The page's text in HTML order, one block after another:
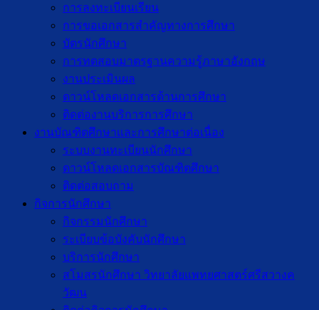
การลงทะเบียนเรียน
การขอเอกสารสำคัญทางการศึกษา
บัตรนักศึกษา
การทดสอบมาตรฐานความรู้ภาษาอังกฤษ
งานประเมินผล
ดาวน์โหลดเอกสารด้านการศึกษา
ติดต่องานบริการการศึกษา
งานบัณฑิตศึกษาเเละการศึกษาต่อเนื่อง
ระบบงานทะเบียนนักศึกษา
ดาวน์โหลดเอกสารบัณฑิตศึกษา
ติดต่อสอบถาม
กิจการนักศึกษา
กิจกรรมนักศึกษา
ระเบียบข้อบังคับนักศึกษา
บริการนักศึกษา
สโมสรนักศึกษา วิทยาลัยแพทยศาสตร์ศรีสวางค
วัฒน